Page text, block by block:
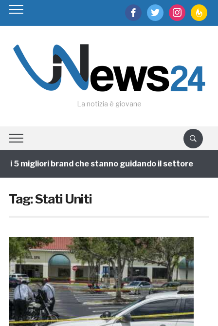
facebooktwitter instagram
La notizia è giovane
migliori brand che stanno guidando il settore
Tag:Stati Uniti